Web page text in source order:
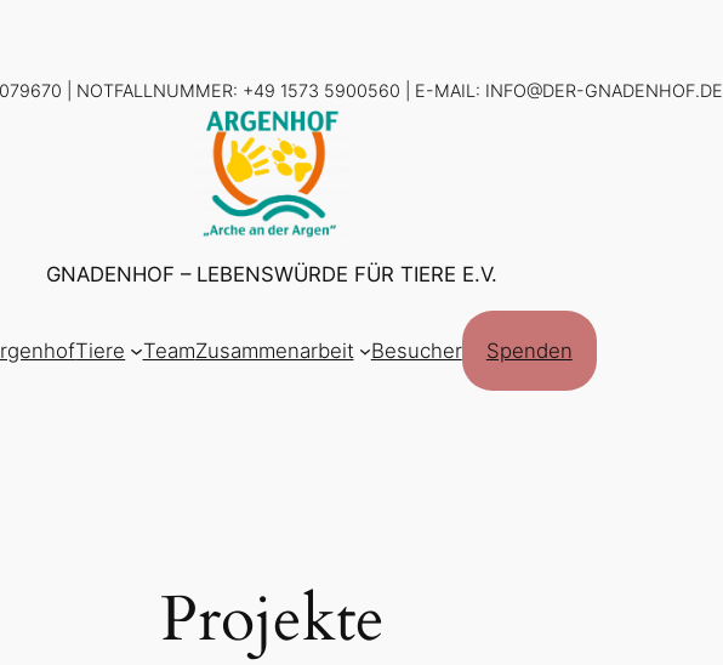
| NOTFALLNUMMER: +49 1573 5900560 | E-MAIL: INFO@DER-GNADENHOF.DE
GNADENHOF – LEBENSWÜRDE FÜR TIERE E.V.
Tiere TeamZusammenarbeit Besucher Spenden
Projekte